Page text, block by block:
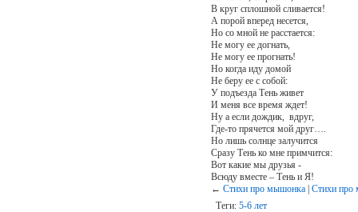
В круг сплошной сливается!
А порой вперед несется,
Но со мной не расстается:
Не могу ее догнать,
Не могу ее прогнать!
Но когда иду домой
Не беру ее с собой:
У подъезда Тень живет
И меня все время ждет!
Ну а если дождик, вдруг,
Где-то прячется мой друг….
Но лишь солнце залучится
Сразу Тень ко мне примчится:
Вот какие мы друзья -
Всюду вместе – Тень и Я!
← Стихи про мышонка| Стихи про
Теги: 5-6 лет